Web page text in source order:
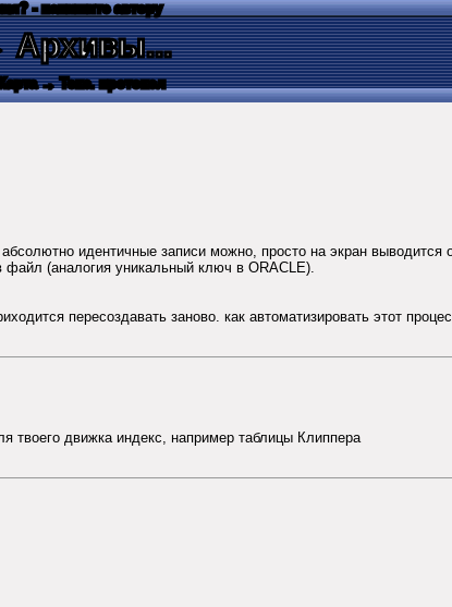
- напишите автору
Архивы...
→ Текс. протокол
идентичные записи можно, просто на экран выводится
(аналогия уникальный ключ в ORACLE).
пересоздавать заново. как автоматизировать этот
твоего движка индекс, например таблицы Клиппера